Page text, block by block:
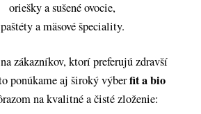
oriešky a sušené ovocie,
paštéty a mäsové špeciality.
zákazníkov, ktorí preferujú zdravší
ponúkame aj široký výberfit a bio
na kvalitné a čisté zloženie: